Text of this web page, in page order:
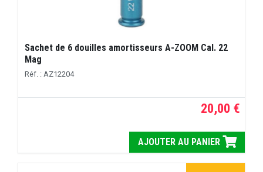
Sachet de 6 douilles amortisseurs A-ZOOM Cal. 22
Mag
Réf. : AZ12204
20,00 €
AJOUTER AU PANIER